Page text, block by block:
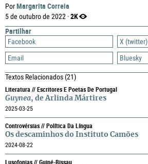
PorMargarita Correia
5 de outubro de 2022 ·2K
Partilhar
Facebook
X (twitter)
Email
Bluesky
Textos Relacionados(21)
Literatura // Escritores E Poetas De Portugal
Guynea, de Arlinda Mártires
2025-03-25
Controvérsias // Política Da Língua
Os descaminhos do Instituto Camões
2024-08-22
Lusofonias // Guiné-Bissau